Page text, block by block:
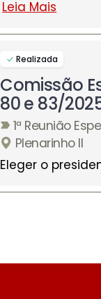
Leia Mais
Realizada
Comissão
80 e 83/
1ª Reunião
Plenarinho II
Eleger o